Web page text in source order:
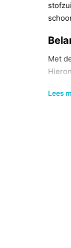
Met
Lees